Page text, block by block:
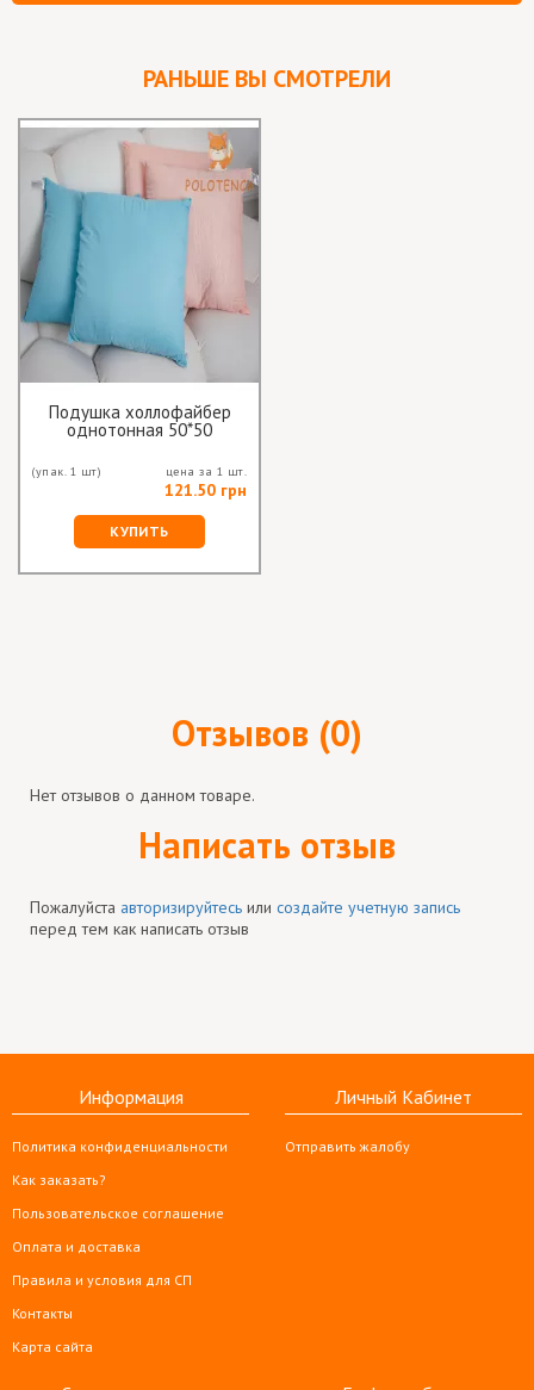
РАНЬШЕ ВЫ СМОТРЕЛИ
Подушка холлофайбер
однотонная 50*50
(упак. 1 шт) цена за 1 шт.
121.50 грн
КУПИТЬ
Отзывов (0)
Нет отзывов о данном товаре.
Написать отзыв
Пожалуйста авторизируйтесь или создайте учетную запись
перед тем как написать отзыв
Информация
Политика конфиденциальности
Как заказать?
Пользовательское соглашение
Оплата и доставка
Правила и условия для СП
Контакты
Карта сайта
Личный Кабинет
Отправить жалобу